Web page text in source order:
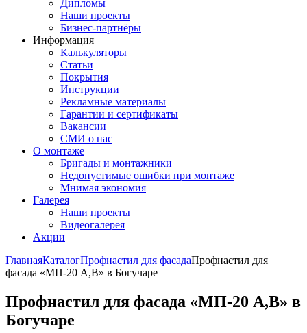
Дипломы
Наши проекты
Бизнес-партнёры
Информация
Калькуляторы
Статьи
Покрытия
Инструкции
Рекламные материалы
Гарантии и сертификаты
Вакансии
СМИ о нас
О монтаже
Бригады и монтажники
Недопустимые ошибки при монтаже
Мнимая экономия
Галерея
Наши проекты
Видеогалерея
Акции
ГлавнаяКаталогПрофнастил для фасадаПрофнастил для
фасада «МП-20 A,B» в Богучаре
Профнастил для фасада «МП-20 A,B» в
Богучаре